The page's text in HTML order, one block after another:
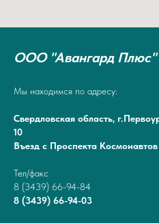
ООО "Авангард Плюс"
Мы находимся по адресу:
Свердловская область,
10
Въезд с Проспекта Космонавтов
Тел/факс
8 (3439) 66-94-84
8 (3439) 66-94-03